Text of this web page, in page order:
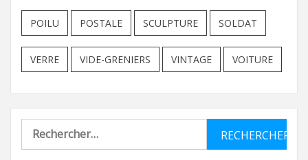
POILU POSTALE SCULPTURE SOLDAT
VERRE VIDE-GRENIERS VINTAGE VOITURE
Rechercher :